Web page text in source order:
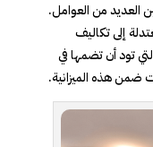
العديد من العوامل.
إلى تكاليف
تود أن تضمها في
ضمن هذه الميزانية.